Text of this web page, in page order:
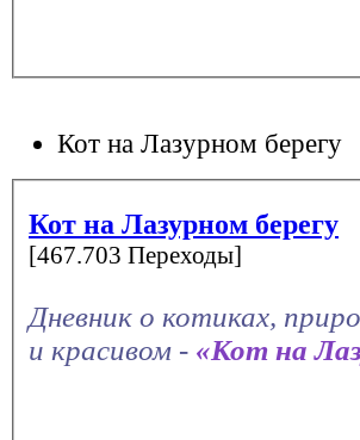
Кот на Лазурном берегу
Кот на Лазурном берегу
[467.703 Переходы]
Дневник о котиках,
и красивом - «Кот на